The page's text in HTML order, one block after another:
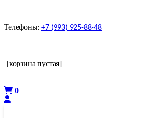
Телефоны: +7 (993) 925-88-48
[корзина пустая]
0